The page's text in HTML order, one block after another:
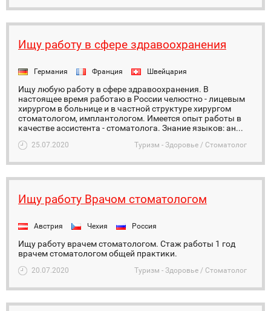
Ищу работу в сфере здравоохранения
Германия Франция Швейцария
Ищу любую работу в сфере здравоохранения. В
настоящее время работаю в России челюстно - лицевым
хирургом в больнице и в частной структуре хирургом
стоматологом, имплантологом. Имеется опыт работы в
качестве ассистента - стоматолога. Знание языков: ан...
25.07.2020 Туризм - Здоровье / Стоматолог
Ищу работу Врачом стоматологом
Австрия Чехия Россия
Ищу работу врачем стоматологом. Стаж работы 1 год
врачем стоматологом общей практики.
20.07.2020 Туризм - Здоровье / Стоматолог